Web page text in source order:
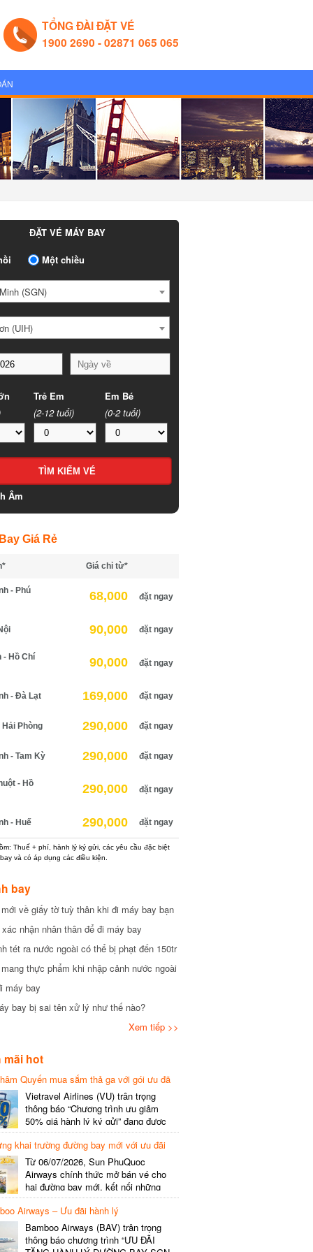
TỔNG ĐÀI ĐẶT VÉ
1900 2690 - 02871 065 065
ĐẶT VÉ MÁY BAY
Một chiều
(SGN)
(UIH)
Trẻ Em
(2-12 tuổi)
Em Bé
(0-2 tuổi)
Âm
Giá Rẻ
Giá chỉ từ*
- Phú
68,000 đặt ngay
90,000 đặt ngay
Hồ Chí
90,000 đặt ngay
- Đà Lạt 169,000 đặt ngay
Phòng 290,000 đặt ngay
- Tam Kỳ 290,000 đặt ngay
- Hồ
290,000 đặt ngay
- Huế 290,000 đặt ngay
Thuế + phí, hành lý ký gửi, các yêu cầu đặc biệt
và có áp dụng các điều kiện.
bay
về giấy tờ tuỳ thân khi đi máy bay bạn
nhận nhân thân để đi máy bay
tét ra nước ngoài có thể bị phạt đến 150tr
thực phẩm khi nhập cảnh nước ngoài
bay
bay bị sai tên xử lý như thế nào?
Xem tiếp >>
hot
Quyến mua sắm thả ga với gói ưu đã
gói cước
Vietravel Airlines (VU) trân trọng
thông báo “Chương trình ưu giảm
50% giá hành lý ký gửi” đang được
triển khai cho đường bay quốc tế mới
kết nối từ TP. Hồ Chí Minh
(SGN) đi Thâm Quyến – Trung Quốc
(SZX), chi tiết như sau: LỊCH BAY
CHI TIẾT Đường bay SHCB Giờ khởi
hành Giờ đến Tần suất…
khai trường đường bay mới với ưu đãi
Từ 06/07/2026, Sun PhuQuoc
Airways chính thức mở bán vé cho
hai đường bay mới, kết nối những
điểm đến giàu trải nghiệm, giúp hành
khách khám phá vẻ đẹp thiên nhiên
và văn hóa của miền Trung Việt Nam.
Thông tin đường bay mới Đường bay
Airways – Ưu đãi hành lý
Bamboo Airways (BAV) trân trọng
thông báo chương trình “ƯU ĐÃI